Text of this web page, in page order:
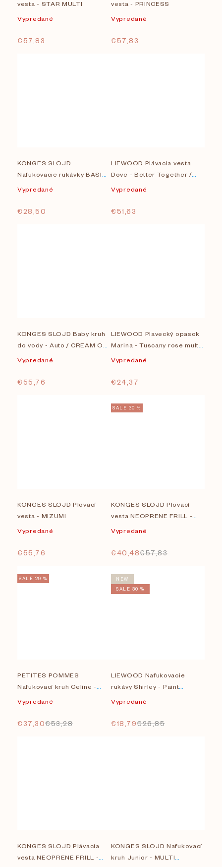
vesta - STAR MULTI
Vypredané
€57,83
vesta - PRINCESS
Vypredané
€57,83
KONGES SLOJD
Nafukovacie rukávky BASIC
Vypredané
€28,50
LIEWOOD Plávacia vesta
Dove - Better Together /
Vypredané
€51,63
KONGES SLOJD Baby kruh
do vody - Auto / CREAM OFF
Vypredané
€55,76
LIEWOOD Plavecký opasok
Marina - Tuscany rose multi
Vypredané
€24,37
KONGES SLOJD Plovací
vesta - MIZUMI
Vypredané
€55,76
SALE 30 %
KONGES SLOJD Plovací
vesta NEOPRENE FRILL -
Vypredané
€40,48€57,83
SALE 29 %
PETITES POMMES
Nafukovací kruh Celine -
Vypredané
€37,30€53,28
NEW
SALE 30 %
LIEWOOD Nafukovacie
rukávy Shirley - Paint
Vypredané
€18,79€26,85
KONGES SLOJD Plávacia
vesta NEOPRENE FRILL -
KONGES SLOJD Nafukovací
kruh Junior - MULTI